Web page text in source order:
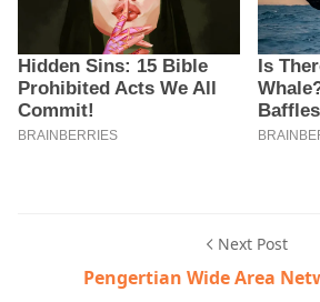
Next Post
Pengertian Wide Area